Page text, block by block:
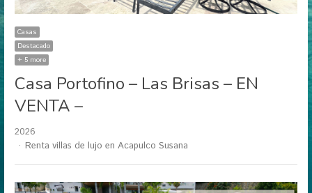
Casas
Destacado
+ 5 more
Casa Portofino – Las Brisas – EN
VENTA –
2026
Author
Renta villas de lujo en Acapulco Susana